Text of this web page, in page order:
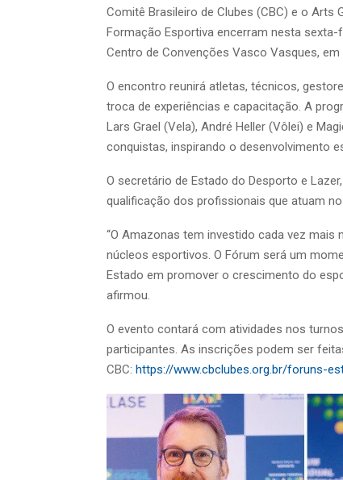
Comitê Brasileiro de Clubes (CBC) e o Arts
Formação Esportiva encerram nesta
Centro de Convenções Vasco Vasques, em
O encontro reunirá atletas, técnicos,
troca de experiências e capacitação. A
Lars Grael (Vela), André Heller (Vôlei) e
conquistas, inspirando o desenvolvimento
O secretário de Estado do Desporto e
qualificação dos profissionais que atuam
“O Amazonas tem investido cada vez
núcleos esportivos. O Fórum será um
Estado em promover o crescimento do
afirmou.
O evento contará com atividades nos
participantes. As inscrições podem ser
CBC: https://www.cbclubes.org.br/foruns-